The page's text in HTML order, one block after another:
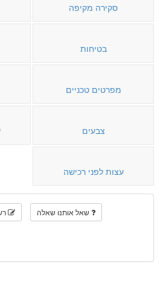
סקירה מקיפה
בטיחות
מפרטים טכניים
צבעים
עצות לפני רכישה
שאל אותנו שאלה